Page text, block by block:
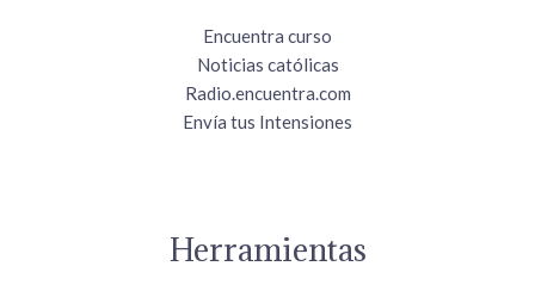
Encuentra curso
Noticias católicas
Radio.encuentra.com
Envía tus Intensiones
Herramientas